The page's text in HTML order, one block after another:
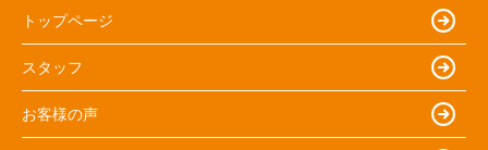
トップページ
スタッフ
お客様の声